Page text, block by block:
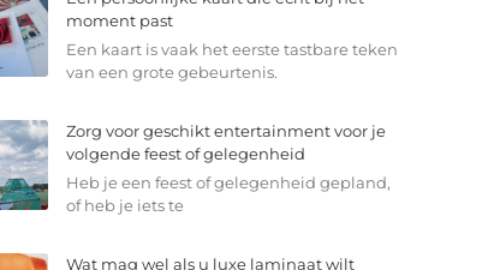
moment past
Een kaart is vaak het eerste tastbare teken
van een grote gebeurtenis.
Zorg voor geschikt entertainment voor je
volgende feest of gelegenheid
Heb je een feest of gelegenheid gepland,
of heb je iets te
Wat mag wel als u luxe laminaat wilt